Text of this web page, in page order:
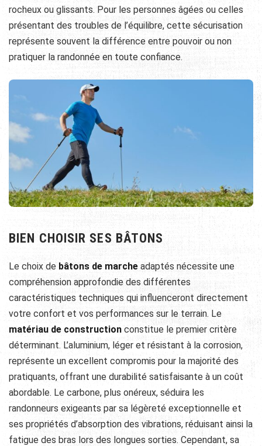
rocheux ou glissants. Pour les personnes âgées ou celles
présentant des troubles de l’équilibre, cette sécurisation
représente souvent la différence entre pouvoir ou non
pratiquer la randonnée en toute confiance.
BIEN CHOISIR SES BÂTONS
Le choix de bâtons de marche adaptés nécessite une
compréhension approfondie des différentes
caractéristiques techniques qui influenceront directement
votre confort et vos performances sur le terrain. Le
matériau de construction constitue le premier critère
déterminant. L’aluminium, léger et résistant à la corrosion,
représente un excellent compromis pour la majorité des
pratiquants, offrant une durabilité satisfaisante à un coût
abordable. Le carbone, plus onéreux, séduira les
randonneurs exigeants par sa légèreté exceptionnelle et
ses propriétés d’absorption des vibrations, réduisant ainsi la
fatigue des bras lors des longues sorties. Cependant, sa